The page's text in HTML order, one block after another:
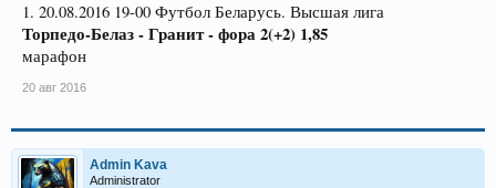
1. 20.08.2016 19-00 Футбол Беларусь. Высшая лига
Торпедо-Белаз - Гранит - фора 2(+2) 1,85
марафон
20 авг 2016
Admin Kava
Administrator